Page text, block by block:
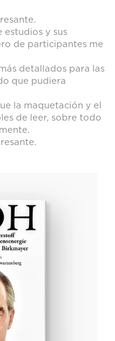
estudios y sus
de participantes me
detallados para las
que pudiera
la maquetación y el
de leer, sobre todo